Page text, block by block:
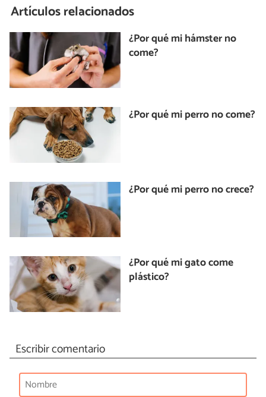
Artículos relacionados
¿Por qué mi hámster no
come?
¿Por qué mi perro no come?
¿Por qué mi perro no crece?
¿Por qué mi gato come
plástico?
Escribir comentario